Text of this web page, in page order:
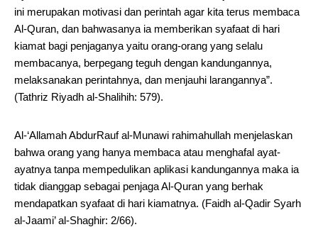
ini merupakan motivasi dan perintah agar kita terus membaca
Al-Quran, dan bahwasanya ia memberikan syafaat di hari
kiamat bagi penjaganya yaitu orang-orang yang selalu
membacanya, berpegang teguh dengan kandungannya,
melaksanakan perintahnya, dan menjauhi larangannya”.
(Tathriz Riyadh al-Shalihih: 579).
Al-‘Allamah AbdurRauf al-Munawi rahimahullah menjelaskan
bahwa orang yang hanya membaca atau menghafal ayat-
ayatnya tanpa mempedulikan aplikasi kandungannya maka ia
tidak dianggap sebagai penjaga Al-Quran yang berhak
mendapatkan syafaat di hari kiamatnya. (Faidh al-Qadir Syarh
al-Jaami’ al-Shaghir: 2/66).